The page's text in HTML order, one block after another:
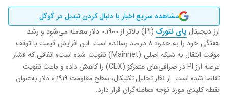
مشاهده سریع اخبار با دنبال کردن تبدیل در گوگل
ارز دیجیتال پای نتورک
(PI) بالاتر از ۰.۱۹۰۰ دلار معامله می‌شود و رشد
هفتگی خود را به حدود ۸ درصد رسانده است. این افزایش قیمت با توقف
موقت انتقال به شبکه اصلی (Mainnet) تقویت شده است؛ اتفاقی که فشار
عرضه ارز PI در صرافی‌های متمرکز (CEX) را کاهش داده و باعث تقویت
تقاضا شده است. از نظر تحلیل تکنیکال، سطح مقاومت ۰.۱۹۱۹ دلار به‌عنوان
نقطه کلیدی مورد توجه معامله‌گران قرار دارد.